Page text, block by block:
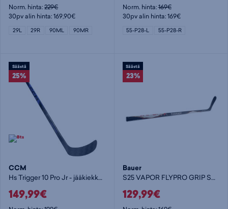
Norm. hinta:229€
30pv alin hinta: 169,90€
29L 29R 90ML 90MR
Norm. hinta:169€
30pv alin hinta: 169€
55-P28-L 55-P28-R
Säästä
25%
CCM
Hs Trigger 10 Pro Jr - jääkiekkomaila
149,99€
Säästä
23%
Bauer
S25 VAPOR FLYPRO GRIP STK 65 -INT - jääkiekkomaila
129,99€